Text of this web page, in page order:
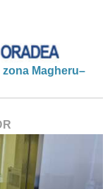
Magheru–